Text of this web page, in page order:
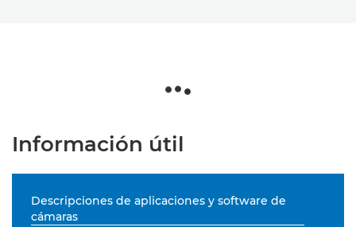
Información útil
Descripciones de aplicaciones y software de
cámaras